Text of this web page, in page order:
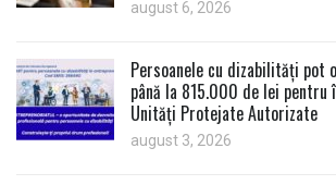
august 6, 2026
Persoanele cu dizabilități pot
până la 815.000 de lei pentru
Unități Protejate Autorizate
august 3, 2026